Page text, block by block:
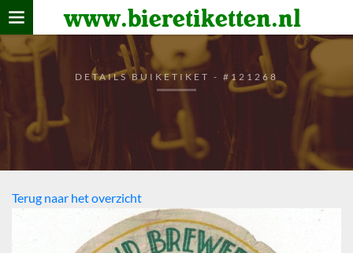
www.bieretiketten.nl
Home
verzamelen
De bierkaart
Bezoekers
DETAILS BUIKETIKET - #121268
Terug naar het overzicht